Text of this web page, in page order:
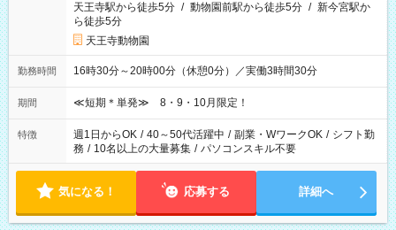
天王寺駅から徒歩5分 / 動物園前駅から徒歩5分 / 新今宮駅か
ら徒歩5分
天王寺動物園
勤務時間 16時30分～20時00分（休憩0分）／実働3時間30分
期間 ≪短期＊単発≫ 8・9・10月限定！
特徴 週1日からOK / 40～50代活躍中 / 副業・WワークOK / シフト勤
務 / 10名以上の大量募集 / パソコンスキル不要
気になる！ 応募する 詳細へ